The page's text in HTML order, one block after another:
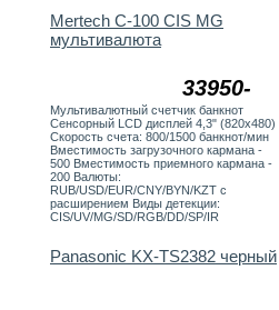
33950-
Mertech C-100 CIS MG
мультивалюта
Мультивалютный счетчик банкнот
Сенсорный LCD дисплей 4,3" (820х480)
Скорость счета: 800/1500 банкнот/мин
Вместимость загрузочного кармана -
500 Вместимость приемного кармана -
200 Валюты:
RUB/USD/EUR/CNY/BYN/KZT с
расширением Виды детекции:
CIS/UV/MG/SD/RGB/DD/SP/IR
Panasonic KX-TS2382 черный